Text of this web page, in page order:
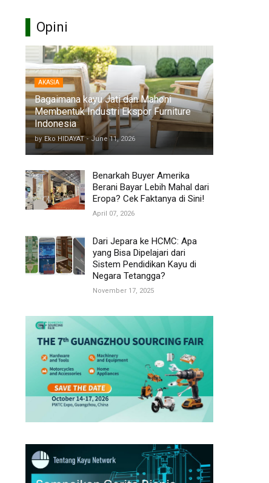
Opini
AKASIA
Bagaimana kayu Jati dan Mahoni
Membentuk Industri Ekspor Furniture
Indonesia
by Eko HIDAYAT - June 11, 2026
Benarkah Buyer Amerika
Berani Bayar Lebih Mahal dari
Eropa? Cek Faktanya di Sini!
April 07, 2026
Dari Jepara ke HCMC: Apa
yang Bisa Dipelajari dari
Sistem Pendidikan Kayu di
Negara Tetangga?
November 17, 2025